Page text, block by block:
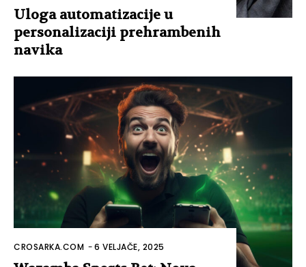
Uloga automatizacije u
personalizaciji prehrambenih
navika
CROSARKA.COM -6 VELJAČE, 2025